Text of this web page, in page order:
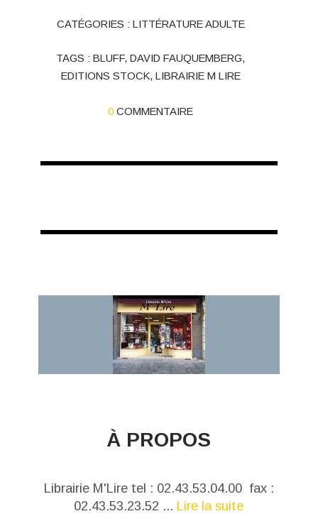
CATÉGORIES : LITTÉRATURE ADULTE
TAGS :BLUFF,DAVID FAUQUEMBERG,
EDITIONS STOCK, LIBRAIRIE M LIRE
0 COMMENTAIRE
À PROPOS
Librairie M'Lire tel : 02.43.53.04.00 fax :
02.43.53.23.52 ... Lire la suite